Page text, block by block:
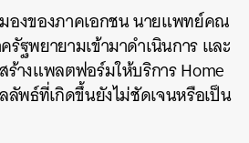
องของภาคเอกชน นายแพทย์คณ
ฐพยายามเข้ามาดำเนินการ และ
ร้างแพลตฟอร์มให้บริการ Home
ลัพธ์ที่เกิดขึ้นยังไม่ชัดเจนหรือเป็น